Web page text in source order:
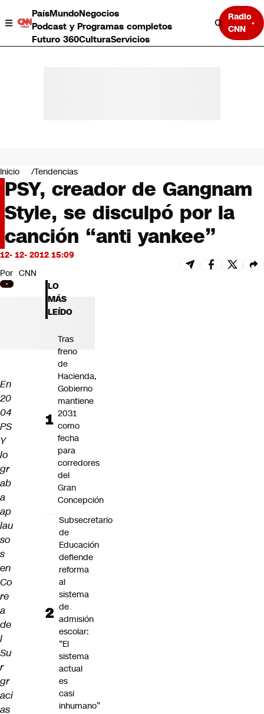
PaísMundoNegocios
Podcast y Programas completos
Futuro 360CulturaServicios
Radio
CNN
Negocios
Deportes
Programas completos
Cultura
Servicios
Bits
CNN tiempo
Futuro 360
Opinión
Inicio Tendencias
PSY, creador de Gangnam
Style, se disculpó por la
canción “anti yankee”
12- 12- 2012 15:09
Por CNN
En
20
04
PS
Y
lo
gr
ab
a
ap
lau
so
s
en
Co
re
a
de
l
Su
r
gr
aci
as
LO
MÁS
LEÍDO
Tras
freno
de
Hacienda,
Gobierno
mantiene
2031
como
fecha
para
corredores
del
Gran
Concepción
Subsecretario
de
Educación
defiende
reforma
al
sistema
de
admisión
escolar:
“El
sistema
actual
es
casi
inhumano”